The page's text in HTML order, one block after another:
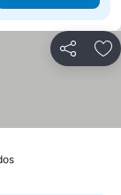
Partilhar